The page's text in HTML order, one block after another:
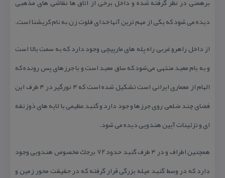
دیده می شود كه یكی از مهم ترین آنها خدای فلوت زن به نام كریشنا است.
از داخل راهرو غربی راه پله های مارپیچی وجود دارد كه به سمت بالا است
و به بام معبد منتهی می‌شود كه ساق معبد است و با جرزهای پس رونده كه
الهام از معماری ایرانی است تشكیل شده است كه ۴ نورگیر در ۴ طرف این
فضای چند ضلعی روی جرزها و جود دارد و گنبد عظیمی با لایه های ذوزنقه
ای و تزئینات آیین هندویی دیده می شود.
همچنین اطراف و در ۴ طرف گنبد حدود ۷۲ برجك مخصوص هندویی وجود
دارد كه در وسط گنبد میله بزرگی قرار گرفته كه در حقیقت محور زمین و